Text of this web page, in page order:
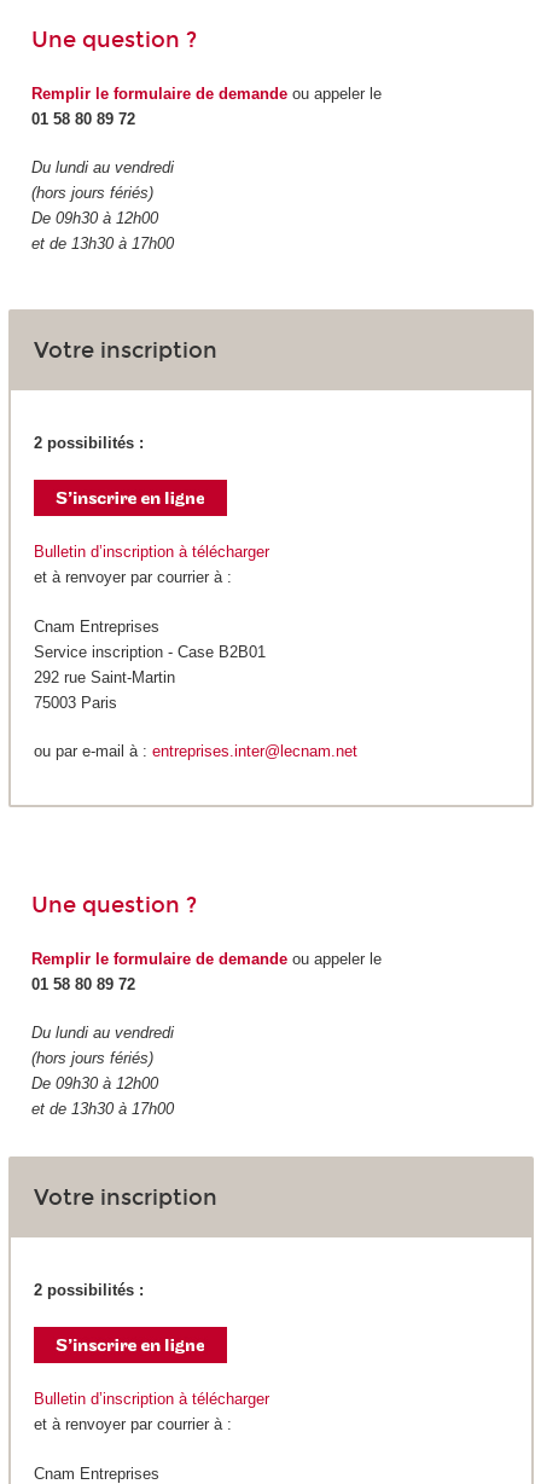
Une question ?
Remplir le formulaire de demandeou appeler le
01 58 80 89 72
Du lundi au vendredi
(hors jours fériés)
De 09h30 à 12h00
et de 13h30 à 17h00
Votre inscription
2 possibilités :
Bulletin d’inscription à télécharger
et à renvoyer par courrier à :
Cnam Entreprises
Service inscription - Case B2B01
292 rue Saint-Martin
75003 Paris
ou par e-mail à : entreprises.inter@lecnam.net
Une question ?
Remplir le formulaire de demandeou appeler le
01 58 80 89 72
Du lundi au vendredi
(hors jours fériés)
De 09h30 à 12h00
et de 13h30 à 17h00
Votre inscription
2 possibilités :
Bulletin d’inscription à télécharger
et à renvoyer par courrier à :
Cnam Entreprises